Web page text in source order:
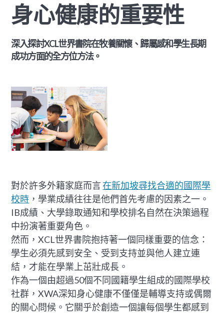
身心健康的重要性
深入探討XCL世界書院在牧養關懷、歸屬感和學生長期
成功方面的全方位方法。
對於許多外籍家庭而言在新加坡尋找合適的國際學
校時 ，學業成績往往是他們首先考慮的因素之一。
IB成績、大學錄取通知和學校排名自然在決策過程
中扮演著重要角色。
然而，XCL世界書院抱持著一個同樣重要的信念：
學生必須先感到安全、受到支持並與他人建立連
結，才能在學業上茁壯成長。
作為一個由超過50個不同國籍學生組成的國際學校
社群，XWA深知身心健康不僅僅是輔導支持或偶爾
的關心問候。它關乎於創造一個讓每個學生都感到